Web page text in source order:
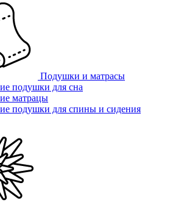
Подушки и матрасы
подушки для сна
матрацы
подушки для спины и сидения